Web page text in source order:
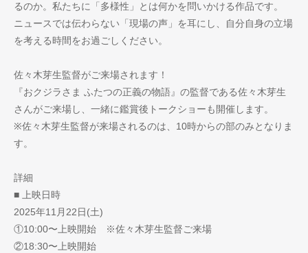
るのか。私たちに「多様性」とは何かを問いかける作品です。
ニュースでは伝わらない「現場の声」を耳にし、自分自身の立場
を考える時間をお過ごしください。
佐々木芽生監督がご来場されます！
『おクジラさま ふたつの正義の物語』の監督である佐々木芽生
さんがご来場し、一緒に鑑賞後トークショーも開催します。
※佐々木芽生監督が来場されるのは、10時からの部のみとなりま
す。
詳細
■ 上映日時
2025年11月22日(土)
①10:00〜上映開始 ※佐々木芽生監督ご来場
②18:30〜上映開始